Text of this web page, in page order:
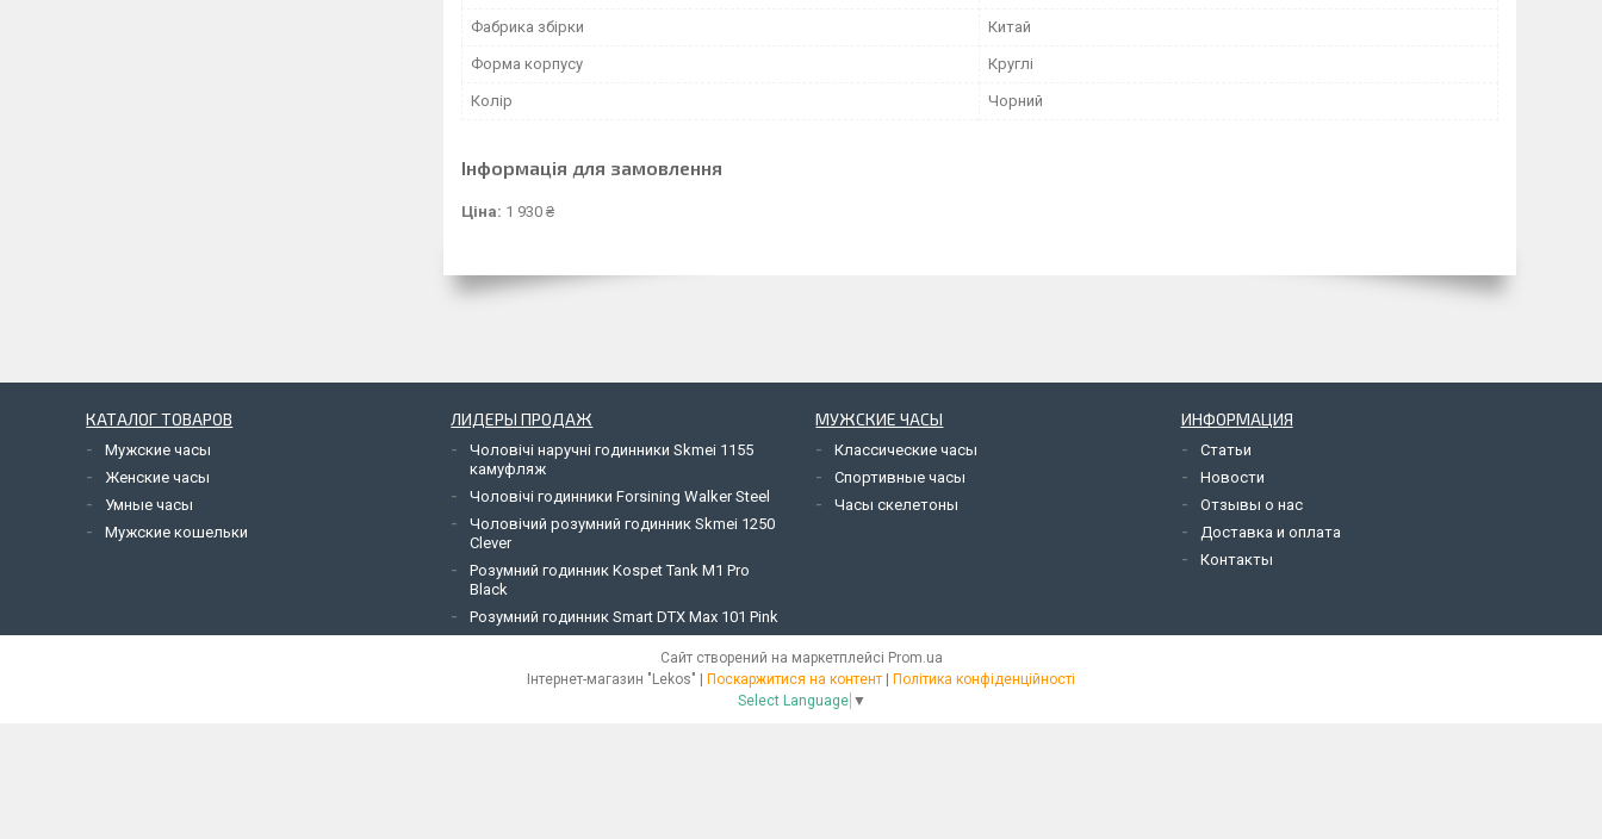
Фабрика збірки Китай
Форма корпусу Круглі
Колір Чорний
Інформація для замовлення
Ціна: 1 930 ₴
КАТАЛОГ ТОВАРОВ
Мужские часы
Женские часы
Умные часы
Мужские кошельки
ЛИДЕРЫ ПРОДАЖ
Чоловічі наручні годинники Skmei 1155
камуфляж
Чоловічі годинники Forsining Walker Steel
Чоловічий розумний годинник Skmei 1250
Clever
Розумний годинник Kospet Tank M1 Pro
Black
Розумний годинник Smart DTX Max 101 Pink
МУЖСКИЕ ЧАСЫ
Классические часы
Спортивные часы
Часы скелетоны
ИНФОРМАЦИЯ
Статьи
Новости
Отзывы о нас
Доставка и оплата
Контакты
Сайт створений на маркетплейсі Prom.ua
Інтернет-магазин "Lekos" | Поскаржитися на контент | Політика конфіденційності
Select Language ▼